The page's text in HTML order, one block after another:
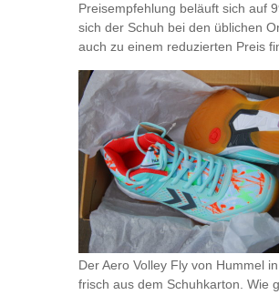
Preisempfehlung beläuft sich auf
sich der Schuh bei den üblichen
auch zu einem reduzierten Preis
Der Aero Volley Fly von Hummel
frisch aus dem Schuhkarton. Wie